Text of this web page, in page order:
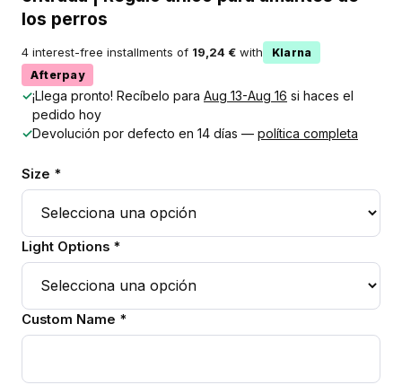
los perros
4 interest-free installments of 19,24 € with
Klarna
Afterpay
✓¡Llega pronto! Recíbelo para Aug 13-Aug 16 si haces el
pedido hoy
✓Devolución por defecto en 14 días — política completa
Size *
Light Options *
Custom Name *